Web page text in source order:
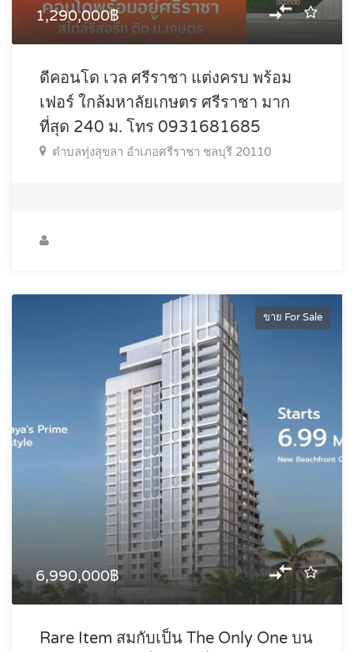
1,290,000฿
ดีคอนโด เวล ศรีราชา แต่งครบ พร้อม
เฟอร์ ใกล้มหาลัยเกษตร ศรีราชา มาก
ที่สุด 240 ม. โทร 0931681685
ตำบลทุ่งสุขลา อำเภอศรีราชา ชลบุรี 20110
ขาย For Sale
6,990,000฿
Rare Item สมกับเป็น The Only One บน